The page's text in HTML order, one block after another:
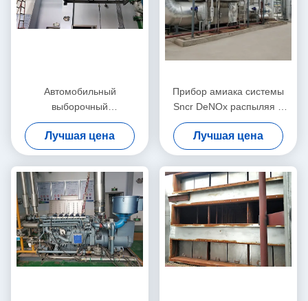
Автомобильный
выборочный
каталитический Scr
Система Для De Nox
Применение уменьшения
Лучшая цена
Прибор амиака системы
Sncr DeNOx распыляя и
смешивая для проекта SCR
Denitration
Лучшая цена